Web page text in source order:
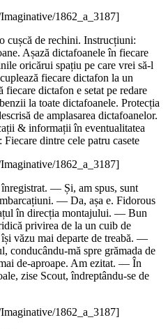
1862_a_3187]
cușcă de rechini. Instrucțiuni:
Așază dictafoanele în fiecare
oricărui spațiu pe care vrei să-l
fiecare dictafon la un
dictafon e setat pe redare
la toate dictafoanele. Protecția
de amplasarea dictafoanelor.
& informații în eventualitatea
dintre cele patru casete
1862_a_3187]
— Și, am spus, sunt
— Da, așa e. Fidorous
în direcția montajului. — Bun
privirea de la un cuib de
văzu mai departe de treabă. —
conducându-mă spre grămada de
de-aproape. Am ezitat. — În
zise Scout, îndreptându-se de
1862_a_3187]